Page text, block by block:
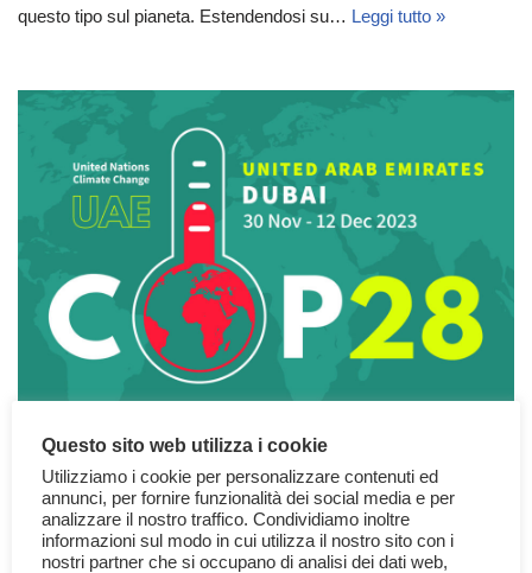
questo tipo sul pianeta. Estendendosi su… Leggi tutto »
COP28, ecco il bilancio dopo
l’Accordo finale.
24 Dicembre 2023 Ecologia,Mondo,News,Politica ,Scienza
Questo sito web utilizza i cookie
Utilizziamo i cookie per personalizzare contenuti ed
annunci, per fornire funzionalità dei social media e per
analizzare il nostro traffico. Condividiamo inoltre
informazioni sul modo in cui utilizza il nostro sito con i
nostri partner che si occupano di analisi dei dati web,